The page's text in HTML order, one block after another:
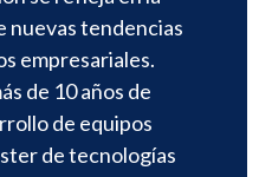
nuevas tendencias
empresariales.
de 10 años de
de equipos
de tecnologías